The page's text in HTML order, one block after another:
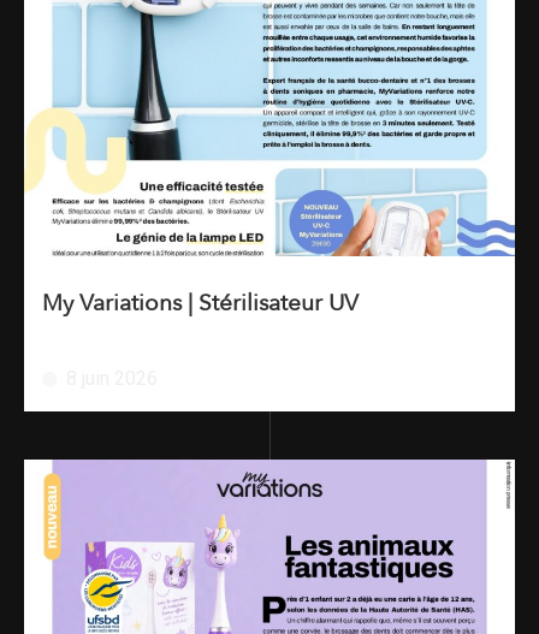
My Variations | Stérilisateur UV